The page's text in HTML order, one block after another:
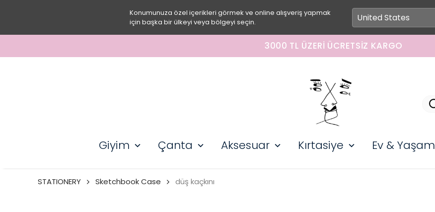
Konumunuza özel içerikleri görmek ve online alışveriş yapmak
için başka bir ülkeyi veya bölgeyi seçin.
3000 TL ÜZERI ÜCRETSIZ KARGO
Giyim Çanta Aksesuar Kırtasiye Ev & Yaşam
STATIONERY Sketchbook Case düş kaçkını